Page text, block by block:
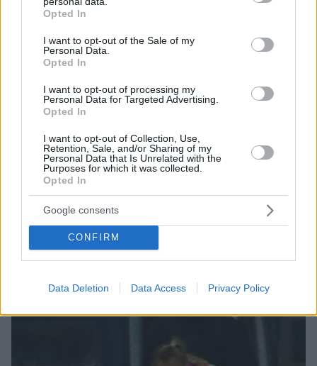
grant or deny consent to Google and its third-party tags to
use your data for below specified purposes in below Google
consent section.
Opted In
I want to opt-out of the Sale of my
Personal Data.
Opted In
I want to opt-out of processing my
Personal Data for Targeted Advertising.
Opted In
I want to opt-out of Collection, Use,
Retention, Sale, and/or Sharing of my
Personal Data that Is Unrelated with the
Purposes for which it was collected.
Opted In
Google consents
CONFIRM
Data Deletion Data Access Privacy Policy
Τουλάχιστον 11 τραυματίες σε επιθέσεις των Χούθι στη
νότια Σαουδική Αραβία
Γκολ ο Παυλίδης στη εξάρα της Μπενφίκα στη Χαρτς και
μια ανάσα από τα play-offs του Europa League, δείτε τα
07.08.2026, 02:10
ΤΑ ΠΙΟ ΔΗΜΟΦΙΛΗ